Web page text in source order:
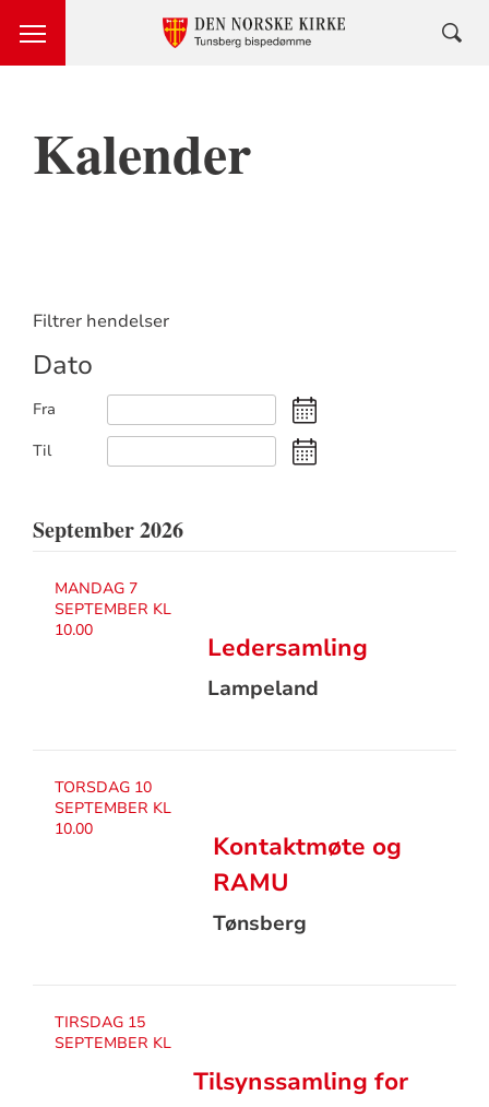
Kalender
Filtrer hendelser
Dato
Fra
Til
September 2026
MANDAG 7
SEPTEMBER KL
10.00
Ledersamling
Lampeland
TORSDAG 10
SEPTEMBER KL
10.00
Kontaktmøte og
RAMU
Tønsberg
TIRSDAG 15
SEPTEMBER KL
Tilsynssamling for